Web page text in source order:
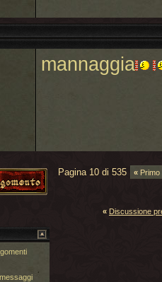
mannaggia
Pagina 10 di 535 « Primo
« Discussione